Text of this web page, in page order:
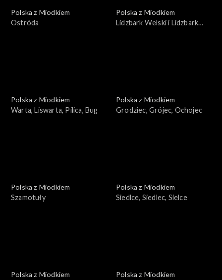
Polska z Miodkiem
Ostróda
Polska z Miodkiem
Lidzbark Welski i Lidzbark
Polska z Miodkiem
Warta, Liswarta, Pilica, Bug
Polska z Miodkiem
Grodziec, Grójec, Ochojec
Polska z Miodkiem
Szamotuły
Polska z Miodkiem
Siedlce, Siedlec, Sielce
Polska z Miodkiem
Polska z Miodkiem